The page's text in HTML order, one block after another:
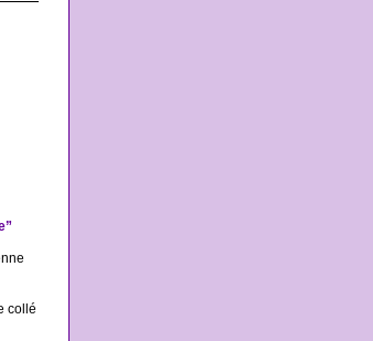
collé